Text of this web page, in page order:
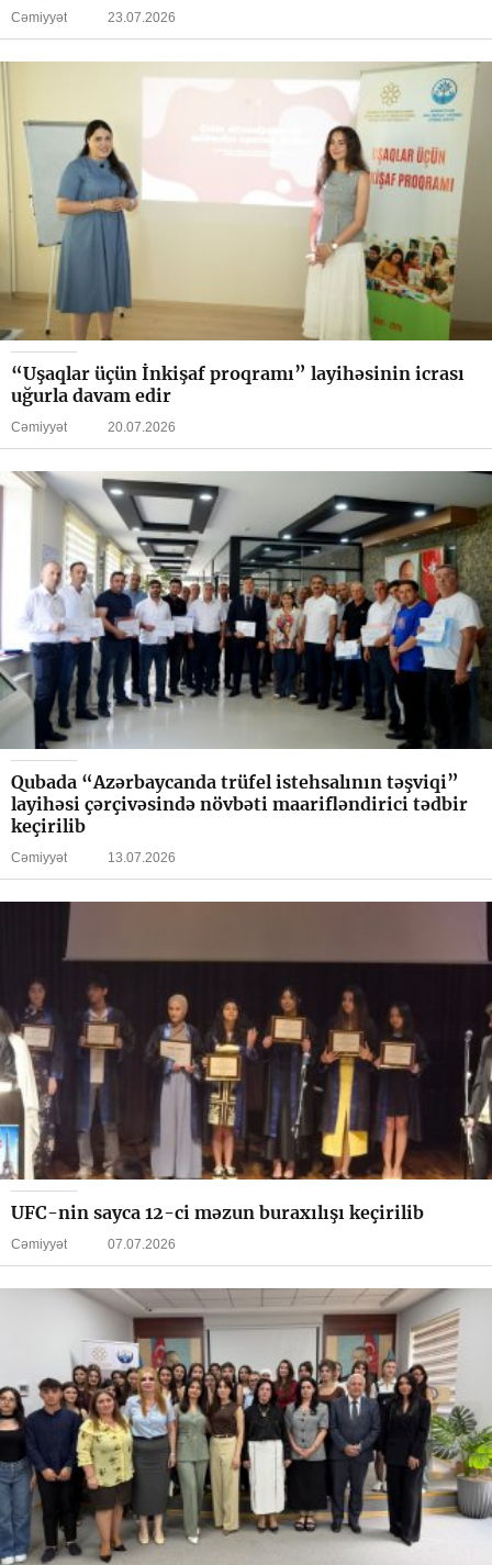
Cəmiyyət 23.07.2026
“Uşaqlar üçün İnkişaf proqramı” layihəsinin icrası
uğurla davam edir
Cəmiyyət 20.07.2026
Qubada “Azərbaycanda trüfel istehsalının təşviqi”
layihəsi çərçivəsində növbəti maarifləndirici tədbir
keçirilib
Cəmiyyət 13.07.2026
UFC-nin sayca 12-ci məzun buraxılışı keçirilib
Cəmiyyət 07.07.2026